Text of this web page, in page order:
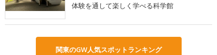
体験を通して楽しく学べる科学館
関東のGW人気スポットランキング